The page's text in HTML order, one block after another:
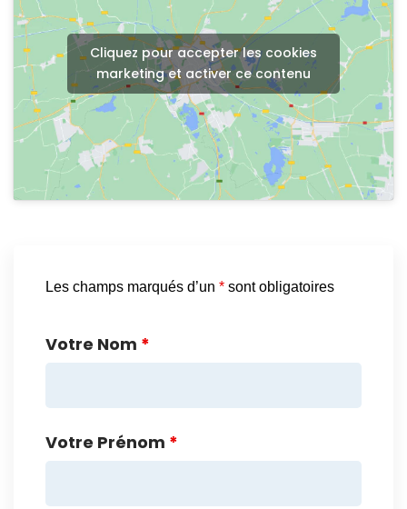
Cliquez pour accepter les cookies
marketing et activer ce contenu
Les champs marqués d’un * sont obligatoires
Votre Nom *
Votre Prénom *